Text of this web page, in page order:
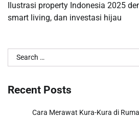
Ilustrasi property Indonesia 2025
smart living, dan investasi hijau
Search
for:
Recent Posts
Cara Merawat Kura-Kura di